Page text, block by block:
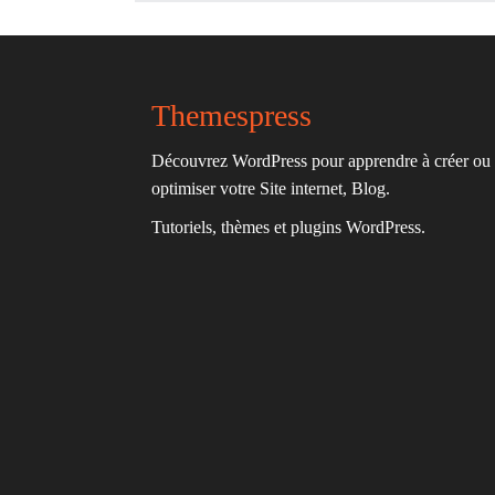
Themespress
Découvrez WordPress pour apprendre à créer ou
optimiser votre Site internet, Blog.
Tutoriels, thèmes et plugins WordPress.